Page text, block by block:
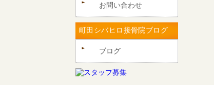
お問い合わせ
町田シバヒロ接骨院ブログ
ブログ